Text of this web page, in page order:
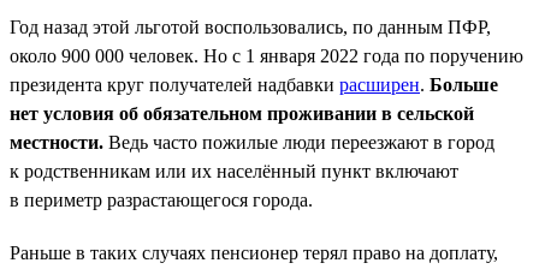
Год назад этой льготой воспользовались, по данным ПФР,
около 900 000 человек. Но с 1 января 2022 года по поручению
президента круг получателей надбавки расширен. Больше
нет условия об обязательном проживании в сельской
местности. Ведь часто пожилые люди переезжают в город
к родственникам или их населённый пункт включают
в периметр разрастающегося города.
Раньше в таких случаях пенсионер терял право на доплату,